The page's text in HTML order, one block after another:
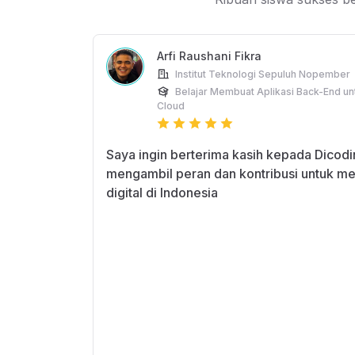
Arfi Raushani Fikra
Institut Teknologi Sepuluh Nopember
Belajar Membuat Aplikasi Back-End
Cloud
Saya ingin berterima kasih kepada
mengambil peran dan kontribusi untuk
digital di Indonesia